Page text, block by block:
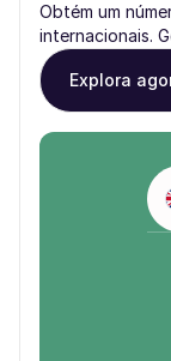
Obtém um
internacionais.
Explora